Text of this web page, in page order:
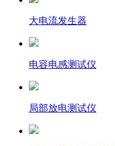
大电流发生器
电容电感测试仪
局部放电测试仪